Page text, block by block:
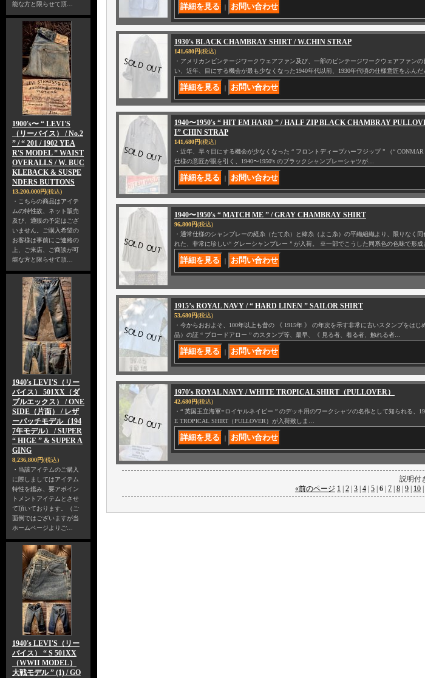
能な方と限らせて頂…
1900's〜 “ LEVI'S
（リーバイス） / No.2
” / “ 201 / 1902 YEA
R'S MODEL ” WAIST
OVERALLS / W. BUC
KLEBACK & SUSPE
NDERS BUTTONS
13,200,000円(税込)
・こちらの商品はアイテ
ムの特性故、ネット販売
及び、通販の予定はござ
いません。ご購入希望の
お客様は事前にご連絡の
上、ご来店、ご商談が可
能な方と限らせて頂…
1940's LEVI'S（リー
バイス） 501XX（ダ
ブルエックス） / ONE
SIDE（片面） / レザ
ーパッチモデル（194
7年モデル） / SUPER
“ HIGE ” & SUPER A
GING
8,236,800円(税込)
・当該アイテムのご購入
に際しましてはアイテム
特性を鑑み、要アポイン
トメントアイテムとさせ
て頂いております。（ご
面倒ではございますが当
ホームページよりご…
1940's LEVI'S（リー
バイス） “ S 501XX
（WWII MODEL）
大戦モデル ” (1) / GO
｜
1930's BLACK CHAMBRAY SHIRT / W.CHIN STRAP
141,680円(税込)
・アメリカンビンテージワークウェアファン及び、一部のビンテージワークウェアファン
い、近年、目にする機会が最も少なくなった1940年代以前、1930年代頃の仕様意匠をふんだ
｜
1940〜1950's “ HIT EM HARD ” / HALF ZIP BLACK CHAMBRAY
I” CHIN STRAP
141,680円(税込)
・近年、早々目にする機会が少なくなった “ フロントディープハーフジップ ” （“
仕様の意匠が眼を引く、1940〜1950's のブラックシャンブレーシャツが…
｜
1940〜1950's “ MATCH ME ” / GRAY CHAMBRAY SHIRT
96,800円(税込)
・通常仕様のシャンブレーの経糸（たて糸）と緯糸（よこ糸）の平織組織より、限りなく
れた、非常に珍しい“ グレーシャンブレー ” が入荷。 ※一部でこうした同系色の色味で形成
｜
1915’s ROYAL NAVY / “ HARD LINEN ” SAILOR SHIRT
53,680円(税込)
・今からおおよそ、100年以上も昔の 《 1915年 》 の年次を示す非常に古いスタンプをはじ
品）の証 “ ブロードアロー ” のスタンプ等、最早、《 見る者、着る者、触れる者…
｜
1970's ROYAL NAVY / WHITE TROPICAL SHIRT（PULLOVER）
42,680円(税込)
・“ 英国王立海軍=ロイヤルネイビー ” のデッキ用のワークシャツの名作として知られる、
E TROPICAL SHIRT（PULLOVER）が入荷致しま…
｜
説明付
«前のページ 1 2 3 4 5 6 7 8 9 10